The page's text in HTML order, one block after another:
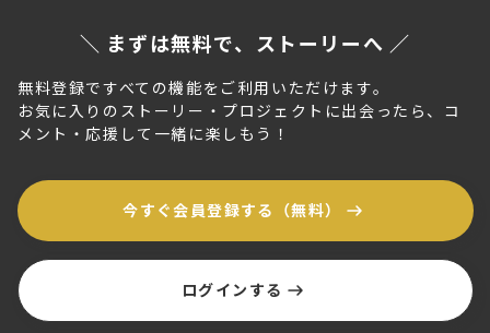
＼ まずは無料で、ストーリーへ ／
無料登録ですべての機能をご利用いただけます。
お気に入りのストーリー・プロジェクトに出会ったら、コ
メント・応援して一緒に楽しもう！
今すぐ会員登録する（無料）
ログインする